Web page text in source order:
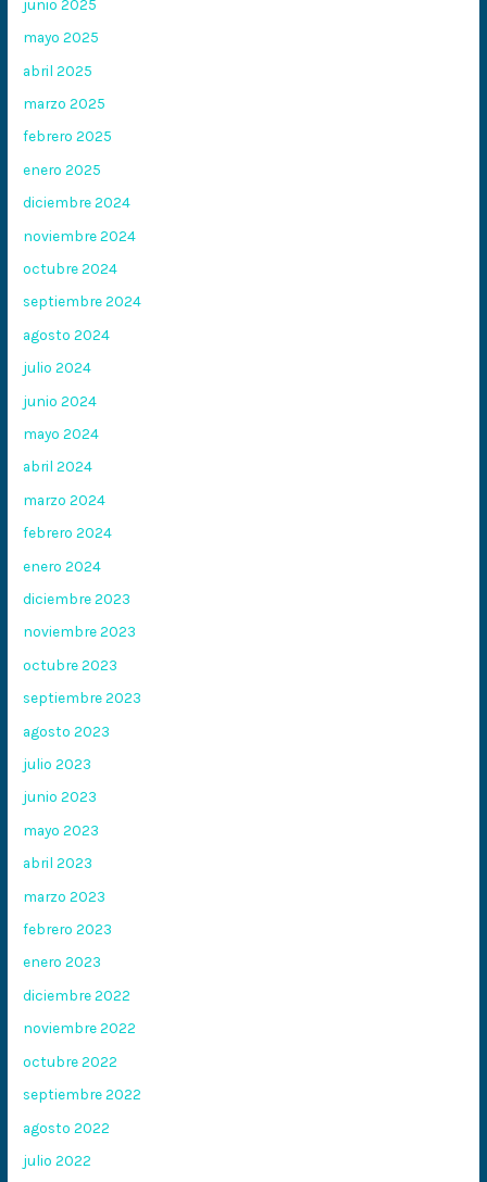
junio 2025
mayo 2025
abril 2025
marzo 2025
febrero 2025
enero 2025
diciembre 2024
noviembre 2024
octubre 2024
septiembre 2024
agosto 2024
julio 2024
junio 2024
mayo 2024
abril 2024
marzo 2024
febrero 2024
enero 2024
diciembre 2023
noviembre 2023
octubre 2023
septiembre 2023
agosto 2023
julio 2023
junio 2023
mayo 2023
abril 2023
marzo 2023
febrero 2023
enero 2023
diciembre 2022
noviembre 2022
octubre 2022
septiembre 2022
agosto 2022
julio 2022